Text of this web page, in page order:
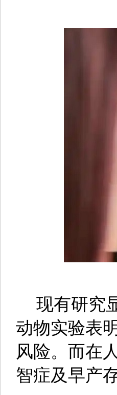
现有研究
动物实验表
风险。而在
智症及早产